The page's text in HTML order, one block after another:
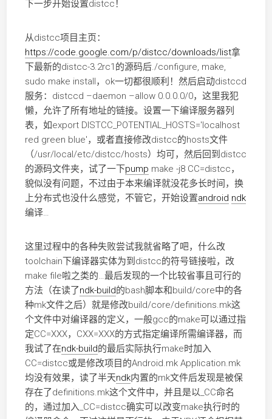
下一步开始设置distcc！
从distcc项目主页：
https://code.google.com/p/distcc/downloads/list拿
下最新的distcc-3.2rc1的源码后./configure, make,
sudo make install，ok一切都很顺利！然后启动distccd
服务：distccd –daemon –allow 0.0.0.0/0，这里我犯
懒，允许了所有地址的链接。设置一下编译服务器列
表，如export DISTCC_POTENTIAL_HOSTS='localhost
red green blue'，或者直接修改distcc的hosts文件
（/usr/local/etc/distcc/hosts）均可，然后回到distcc
的源码文件夹，试了一下pump make -j8 CC=distcc，
貌似没有问题，不过由于本来编译就没花多长时间，换
上分布式也没什么感觉，不管它，开始设置android ndk
编译…
这里过程中的各种失败尝试我就省略了吧，什么改
toolchain下编译器实体为到distcc的符号链接啦，改
make file啦之类的…最后发现的一个比较省事且可行的
方法（在读了ndk-build的bash脚本和build/core中的各
种mk文件之后）就是修改build/core/definitions.mk这
个文件中对编译器的定义，一般gcc的make可以通过指
定CC=XXX，CXX=XXX的方式指定编译所需编译器，而
我试了在ndk-build的最后实际执行make时加入
CC=distcc或是修改项目的Android.mk Application.mk
均没有效果，读了半天ndk内置的mk文件后发现是被保
存在了definitions.mk这个文件中，并且是以_CC命名
的，通过加入_CC=distcc确实可以改变make执行时的